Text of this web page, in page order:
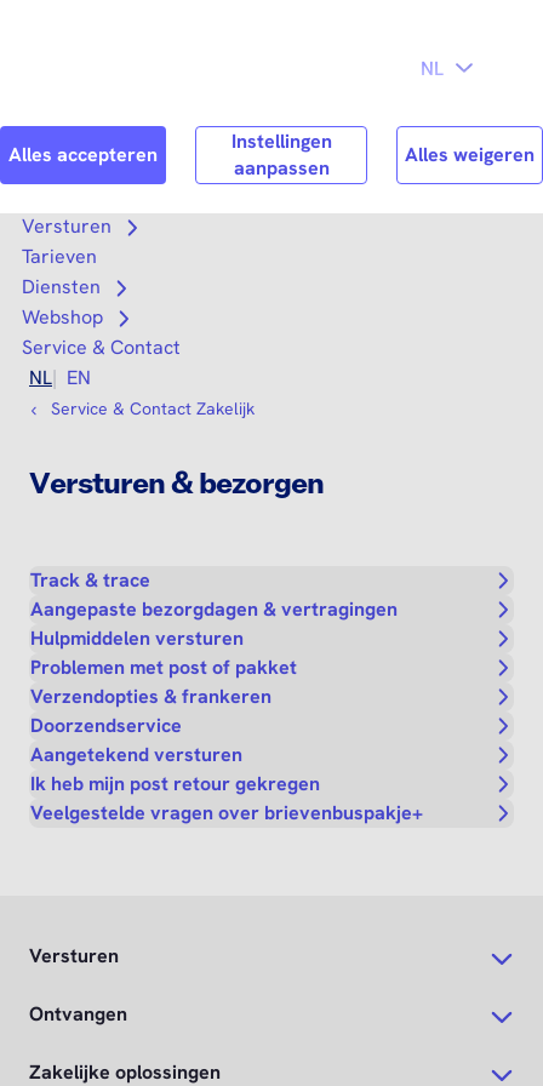
Search Zoek
Versturen
Open submenu
Tarieven
Diensten
Open submenu
Webshop
Open submenu
Service & Contact
NL
EN
Service & Contact Zakelijk
Versturen & bezorgen
Track & trace
Aangepaste bezorgdagen & vertragingen
Hulpmiddelen versturen
Problemen met post of pakket
Verzendopties & frankeren
Doorzendservice
Aangetekend versturen
Ik heb mijn post retour gekregen
Veelgestelde vragen over brievenbuspakje+
Versturen
Ontvangen
Zakelijke oplossingen